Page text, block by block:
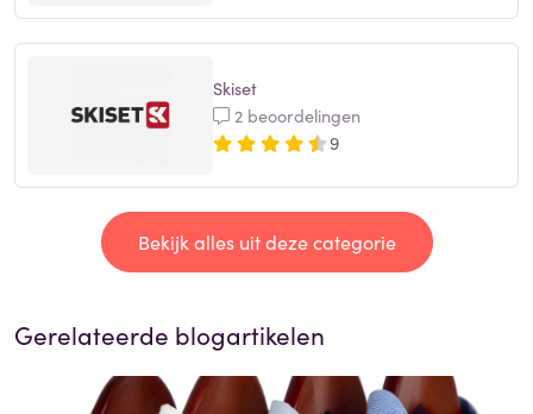
Skiset
2 beoordelingen
9
Bekijk alles uit deze categorie
Gerelateerde blogartikelen